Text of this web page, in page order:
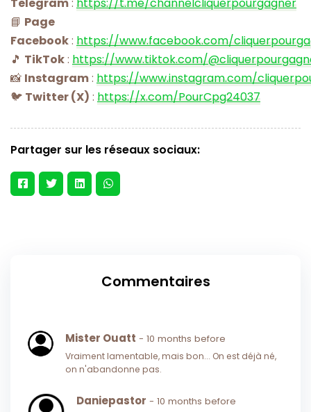
📘 Page
Facebook: https://www.facebook.com/
🎵 TikTok: https://www.tiktok.com/
📸 Instagram: https://www.instagram.com/
🐦 Twitter (X) : https://x.com/PourCpg24037
Partager sur les réseaux sociaux:
Commentaires
Mister Ouatt - 10 months before
Vraiment lamentable, mais bon... On est déjà né,
on n'abandonne pas.
Daniepastor - 10 months before